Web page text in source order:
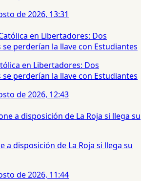
de 2026, 13:31
en Libertadores: Dos
perderían la llave con Estudiantes
de 2026, 12:43
a disposición de La Roja si llega su
de 2026, 11:44